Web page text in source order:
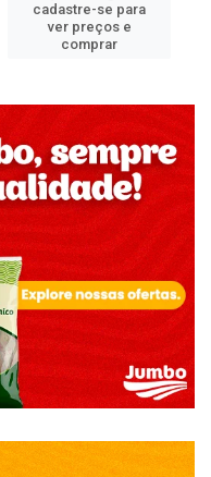
cadastre-se para
ver preços e
comprar